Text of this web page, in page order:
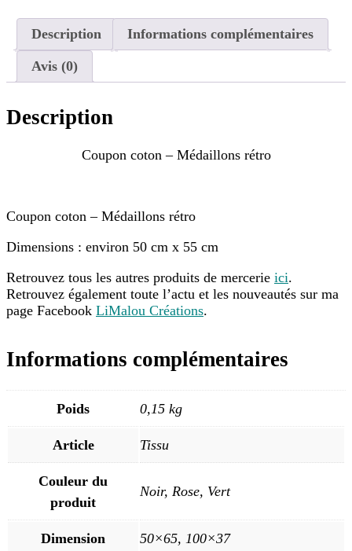
Description Informations complémentaires
Avis (0)
Description
Coupon coton – Médaillons rétro
Coupon coton – Médaillons rétro
Dimensions : environ 50 cm x 55 cm
Retrouvez tous les autres produits de mercerie ici.
Retrouvez également toute l’actu et les nouveautés sur ma
page Facebook LiMalou Créations.
Informations complémentaires
Poids 0,15 kg
Article Tissu
Couleur du
produit
Noir, Rose, Vert
Dimension 50×65, 100×37